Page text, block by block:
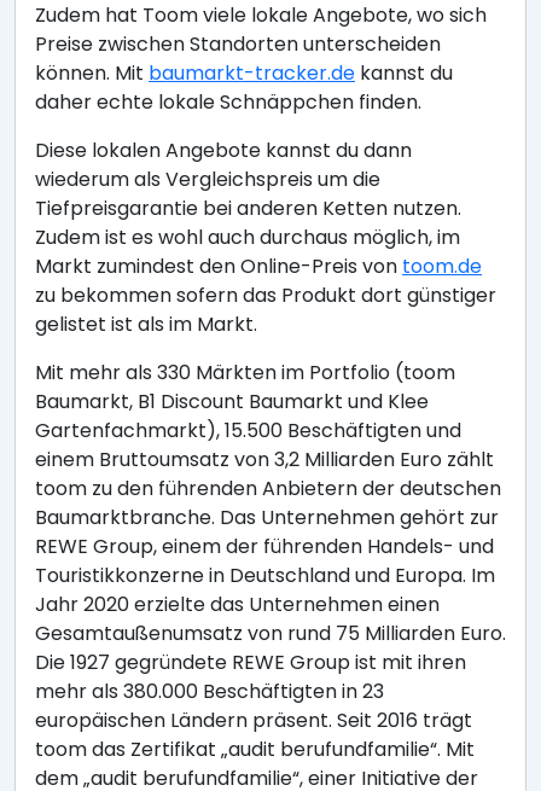
Zudem hat Toom viele lokale Angebote, wo sich
Preise zwischen Standorten unterscheiden
können. Mit baumarkt-tracker.de kannst du
daher echte lokale Schnäppchen finden.
Diese lokalen Angebote kannst du dann
wiederum als Vergleichspreis um die
Tiefpreisgarantie bei anderen Ketten nutzen.
Zudem ist es wohl auch durchaus möglich, im
Markt zumindest den Online-Preis von toom.de
zu bekommen sofern das Produkt dort günstiger
gelistet ist als im Markt.
Mit mehr als 330 Märkten im Portfolio (toom
Baumarkt, B1 Discount Baumarkt und Klee
Gartenfachmarkt), 15.500 Beschäftigten und
einem Bruttoumsatz von 3,2 Milliarden Euro zählt
toom zu den führenden Anbietern der deutschen
Baumarktbranche. Das Unternehmen gehört zur
REWE Group, einem der führenden Handels- und
Touristikkonzerne in Deutschland und Europa. Im
Jahr 2020 erzielte das Unternehmen einen
Gesamtaußenumsatz von rund 75 Milliarden Euro.
Die 1927 gegründete REWE Group ist mit ihren
mehr als 380.000 Beschäftigten in 23
europäischen Ländern präsent. Seit 2016 trägt
toom das Zertifikat „audit berufundfamilie“. Mit
dem „audit berufundfamilie“, einer Initiative der